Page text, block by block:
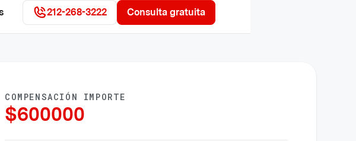
212-268-3222 Consulta gratuita
COMPENSACIÓN IMPORTE
$600000